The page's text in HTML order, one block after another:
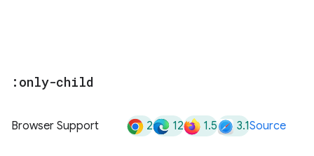
:only-child
Browser Support 2 12 1.5 3.1Source